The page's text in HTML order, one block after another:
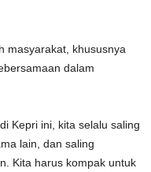
masyarakat, khususnya
dalam
Kepri ini, kita selalu saling
lain, dan saling
Kita harus kompak untuk